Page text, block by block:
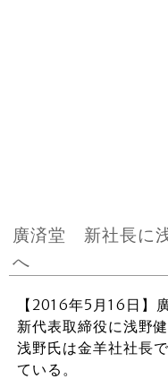
廣済堂 新社長に
へ
【2016年5月16日】
新代表取締役に浅野
浅野氏は金羊社社長
ている。